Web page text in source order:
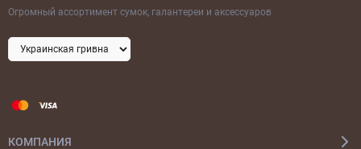
Огромный ассортимент сумок, галантереи и аксессуаров
КОМПАНИЯ